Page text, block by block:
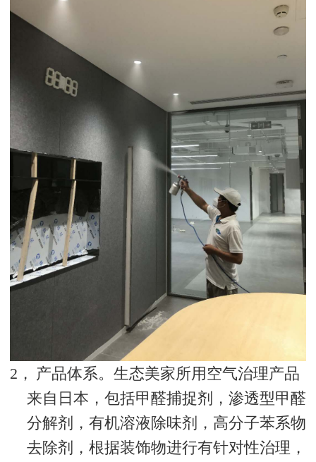
2， 产品体系。生态美家所用空气治理产品
来自日本，包括甲醛捕捉剂，渗透型甲醛
分解剂，有机溶液除味剂，高分子苯系物
去除剂，根据装饰物进行有针对性治理，